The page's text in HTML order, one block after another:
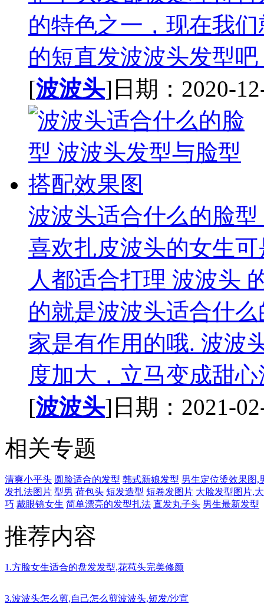
的特色之一，现在我
的短直发波波头发型
[波波头]日期：2020-
波波头适合什么的脸
喜欢扎皮波头的女生
人都适合打理 波波头
的就是波波头适合什
家是有作用的哦. 波波
度加大，立马变成甜心
[波波头]日期：2021-
相关专题
清爽小平头 圆脸适合的发型 韩式新娘发型 男生定位烫效果图,
发扎法图片 型男 荷包头 短发造型 短卷发图片 大脸发型图片,
巧 戴眼镜女生 简单漂亮的发型扎法 直发丸子头 男生最新发型
推荐内容
1.方脸女生适合的盘发发型,花苞头完美修颜
3.波波头怎么剪,自己怎么剪波波头,短发/沙宣